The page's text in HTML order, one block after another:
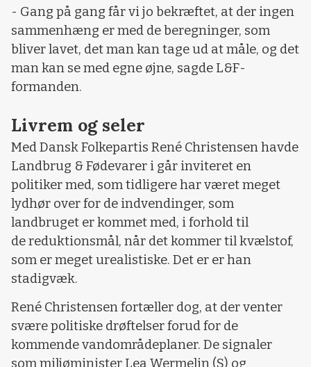
- Gang på gang får vi jo bekræftet, at der ingen
sammenhæng er med de beregninger, som
bliver lavet, det man kan tage ud at måle, og det
man kan se med egne øjne, sagde L&F-
formanden.
Livrem og seler
Med Dansk Folkepartis René Christensen havde
Landbrug & Fødevarer i går inviteret en
politiker med, som tidligere har været meget
lydhør over for de indvendinger, som
landbruget er kommet med, i forhold til
de reduktionsmål, når det kommer til kvælstof,
som er meget urealistiske. Det er er han
stadigvæk.
René Christensen fortæller dog, at der venter
svære politiske drøftelser forud for de
kommende vandområdeplaner. De signaler
som miljøminister Lea Wermelin (S) og